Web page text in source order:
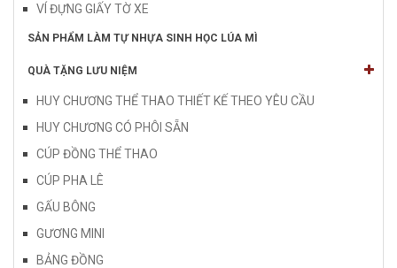
VÍ ĐỰNG GIẤY TỜ XE
SẢN PHẨM LÀM TỰ NHỰA SINH HỌC LÚA MÌ
QUÀ TẶNG LƯU NIỆM
HUY CHƯƠNG THỂ THAO THIẾT KẾ THEO YÊU CẦU
HUY CHƯƠNG CÓ PHÔI SẴN
CÚP ĐỒNG THỂ THAO
CÚP PHA LÊ
GẤU BÔNG
GƯƠNG MINI
BẢNG ĐỒNG